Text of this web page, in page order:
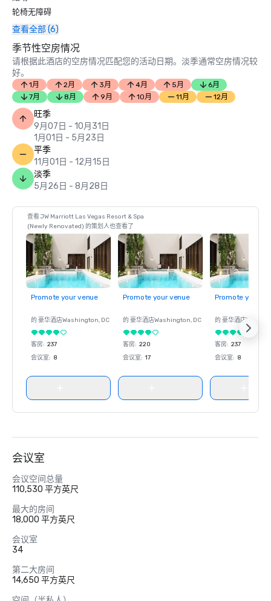
轮椅无障碍
查看全部 (6)
季节性空房情况
请根据此酒店的空房情况匹配您的活动日期。淡季通常空房情况较
好。
1月 2月 3月 4月 5月
6月
7月
8月 9月 10月 11月 12月
旺季
9月07日 - 10月31日
1月01日 - 5月23日
平季
11月01日 - 12月15日
淡季
5月26日 - 8月28日
查看 JW Marriott Las Vegas Resort & Spa
(Newly Renovated) 的策划人也查看了
Promote your venue
的 豪华酒店Washington, DC
客房: 237
会议室: 8
Promote your venue
的 豪华酒店Washington, DC
客房: 220
会议室: 17
Promote your
的 豪华酒店
客房: 237
会议室: 8
会议室
会议空间总量
110,530 平方英尺
最大的房间
18,000 平方英尺
会议室
34
第二大房间
14,650 平方英尺